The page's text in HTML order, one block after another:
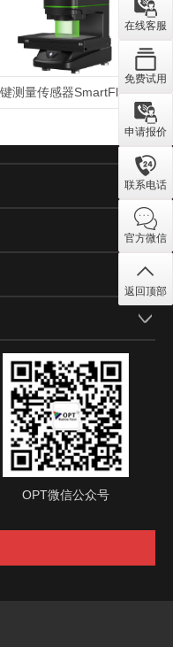
OPT微信公众号
在线客服
免费试用
申请报价
联系电话
官方微信
返回顶部